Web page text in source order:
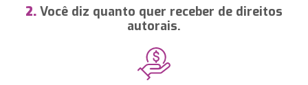
2. Você diz quanto quer receber de direitos
autorais.